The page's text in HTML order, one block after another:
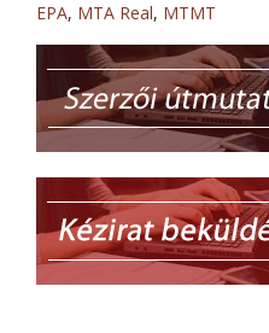
EPA, MTA Real, MTMT